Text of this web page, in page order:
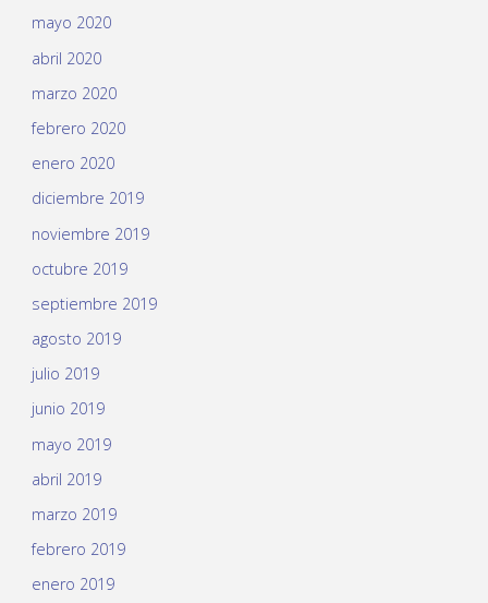
mayo 2020
abril 2020
marzo 2020
febrero 2020
enero 2020
diciembre 2019
noviembre 2019
octubre 2019
septiembre 2019
agosto 2019
julio 2019
junio 2019
mayo 2019
abril 2019
marzo 2019
febrero 2019
enero 2019